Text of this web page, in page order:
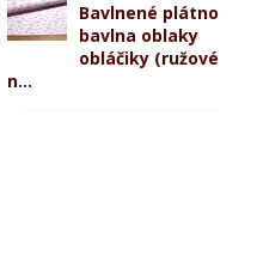
Bavlnené plátno
bavlna oblaky
obláčiky (ružové
n...